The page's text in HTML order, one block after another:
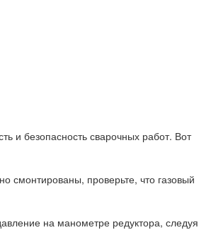
и безопасность сварочных работ. Вот
смонтированы, проверьте, что газовый
на манометре редуктора, следуя